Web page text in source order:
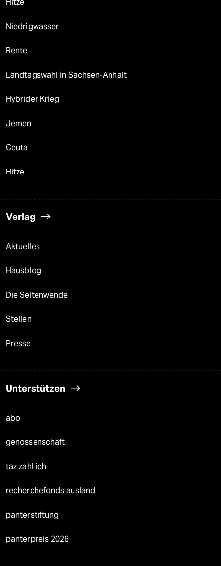
Hitze
Niedrigwasser
Rente
Landtagswahl in Sachsen-Anhalt
Hybrider Krieg
Jemen
Ceuta
Hitze
Verlag
Aktuelles
Hausblog
Die Seitenwende
Stellen
Presse
Unterstützen
abo
genossenschaft
taz zahl ich
recherchefonds ausland
panterstiftung
panterpreis 2026